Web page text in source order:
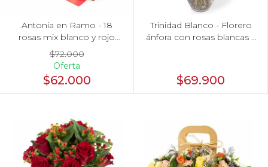
Antonia en Ramo - 18
rosas mix blanco y rojo
con hypericum
$72.000
Oferta
$62.000
Trinidad Blanco - Florero
ánfora con rosas blancas y
$69.900
Arreglos de Globos
Arreglos florales amarillos
Arreglos florales de color rojo
Arreglos Florales de Cumpleaños